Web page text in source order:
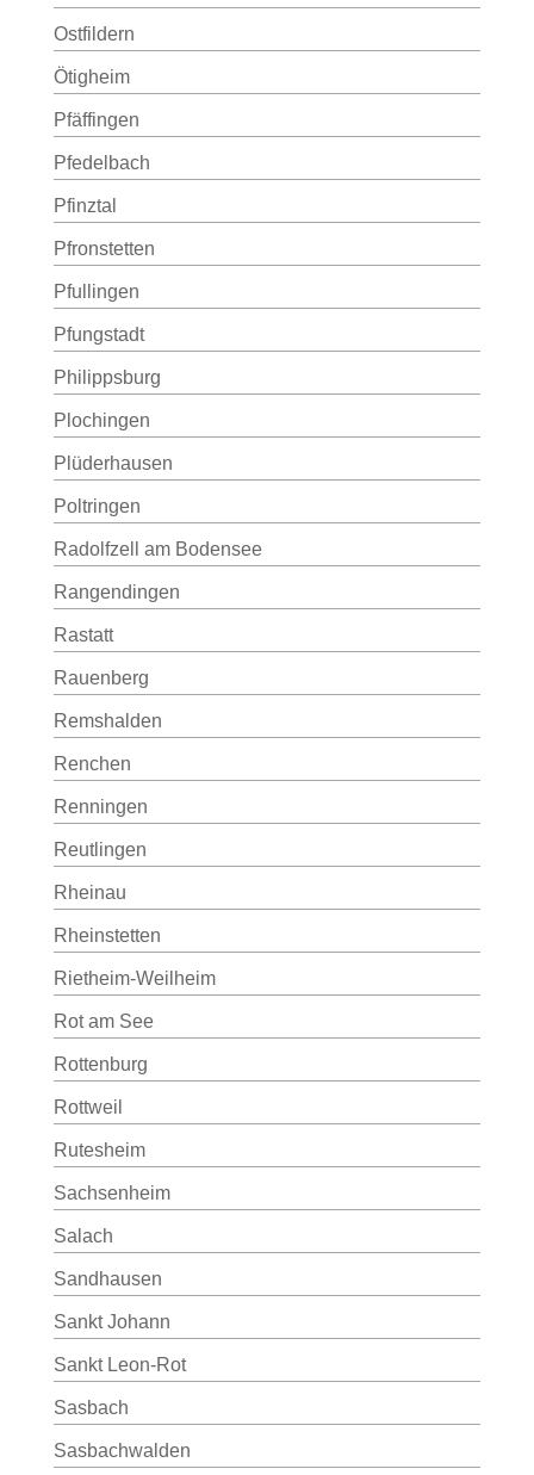
Ostfildern
Ötigheim
Pfäffingen
Pfedelbach
Pfinztal
Pfronstetten
Pfullingen
Pfungstadt
Philippsburg
Plochingen
Plüderhausen
Poltringen
Radolfzell am Bodensee
Rangendingen
Rastatt
Rauenberg
Remshalden
Renchen
Renningen
Reutlingen
Rheinau
Rheinstetten
Rietheim-Weilheim
Rot am See
Rottenburg
Rottweil
Rutesheim
Sachsenheim
Salach
Sandhausen
Sankt Johann
Sankt Leon-Rot
Sasbach
Sasbachwalden